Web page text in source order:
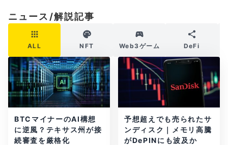
ニュース/解説記事
ALL NFT Web3ゲーム DeFi
BTCマイナーのAI構想
に逆風？テキサス州が接
続審査を厳格化
予想超えでも売られたサ
ンディスク｜メモリ高騰
がDePINにも波及か